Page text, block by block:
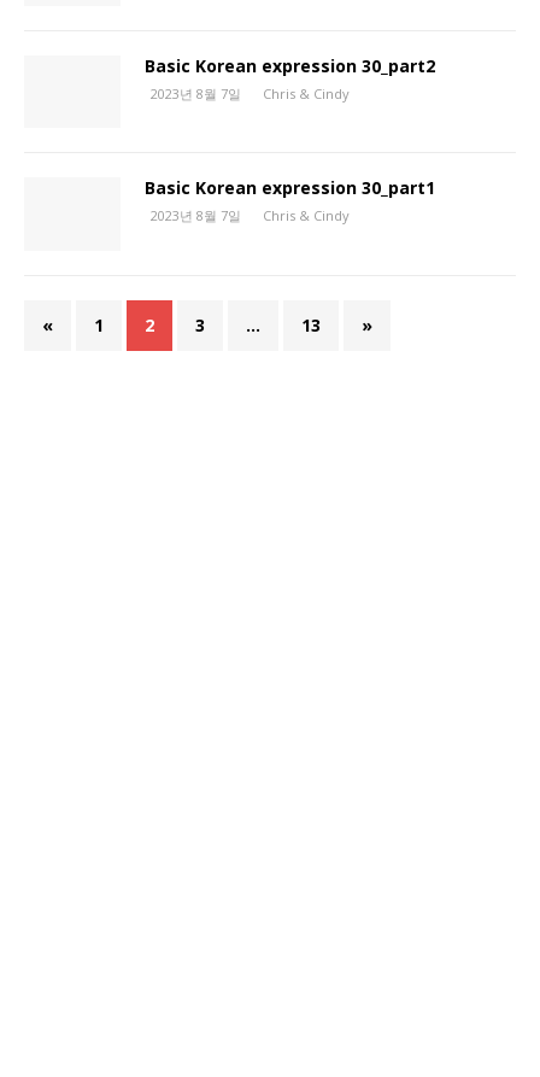
Basic Korean expression 30_part2
2023년 8월 7일 Chris & Cindy
Basic Korean expression 30_part1
2023년 8월 7일 Chris & Cindy
« 1 2 3 … 13 »